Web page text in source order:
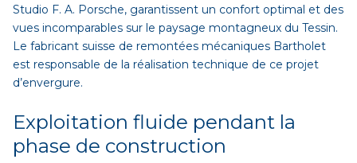
Studio F. A. Porsche, garantissent un confort optimal et des
vues incomparables sur le paysage montagneux du Tessin.
Le fabricant suisse de remontées mécaniques Bartholet
est responsable de la réalisation technique de ce projet
d’envergure.
Exploitation fluide pendant la
phase de construction